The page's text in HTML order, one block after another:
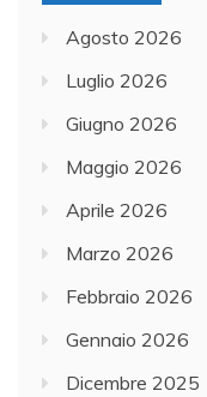
Agosto 2026
Luglio 2026
Giugno 2026
Maggio 2026
Aprile 2026
Marzo 2026
Febbraio 2026
Gennaio 2026
Dicembre 2025